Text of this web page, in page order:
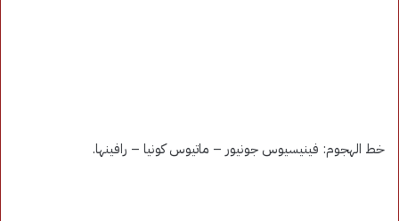
خط الهجوم: فينيسيوس جونيور – ماتيوس كونيا – رافينها.